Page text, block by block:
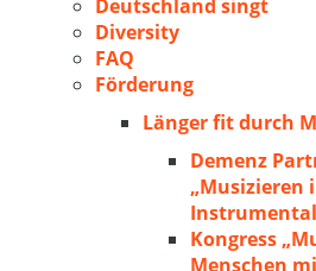
Deutschland singt
Diversity
FAQ
Förderung
Länger fit durch
Demenz
„Musizieren
Kongress
Menschen